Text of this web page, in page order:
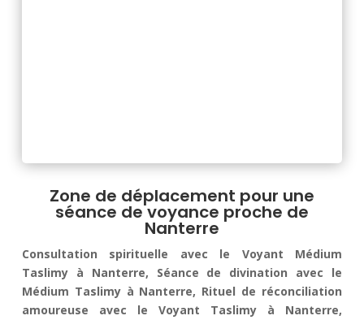
Zone de déplacement pour une
séance de voyance proche de
Nanterre
Consultation spirituelle avec le Voyant Médium
Taslimy à Nanterre, Séance de divination avec le
Médium Taslimy à Nanterre, Rituel de réconciliation
amoureuse avec le Voyant Taslimy à Nanterre,